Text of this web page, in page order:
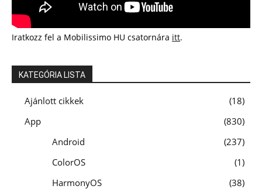
Iratkozz fel a Mobilissimo HU csatornára itt.
KATEGÓRIA LISTA
Ajánlott cikkek
18
App
830
Android
237
ColorOS
1
HarmonyOS
38